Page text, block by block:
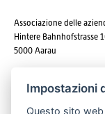
Associazione delle
Hintere Bahnhofstrasse
5000 Aarau
E-mail:info@strom.ch
Impostazioni
Questo sito